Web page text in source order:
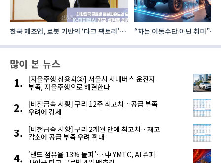
“차는 이동수단 아닌 취미”… 中 1조 위안
건설·인테리어 최신 트렌드
많이 본 뉴스
[자율주행 상용화②] 서울시 시내버스 운전자
부족, 자율주행으로 해결한다
[비철금속 시황] 구리 12주 최고치…공급 부족
우려에 강세
[비철금속 시황] 구리 2개월 만에 최고치…재고
감소에 공급 부족 우려 확대
‘낸드 점유율 13% 돌파’… 中 YMTC, AI 슈퍼